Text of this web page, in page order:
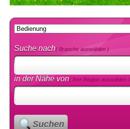
Suche nach( Branche auswählen )
in der Nähe von( Ihre Region auswählen )
Suchen